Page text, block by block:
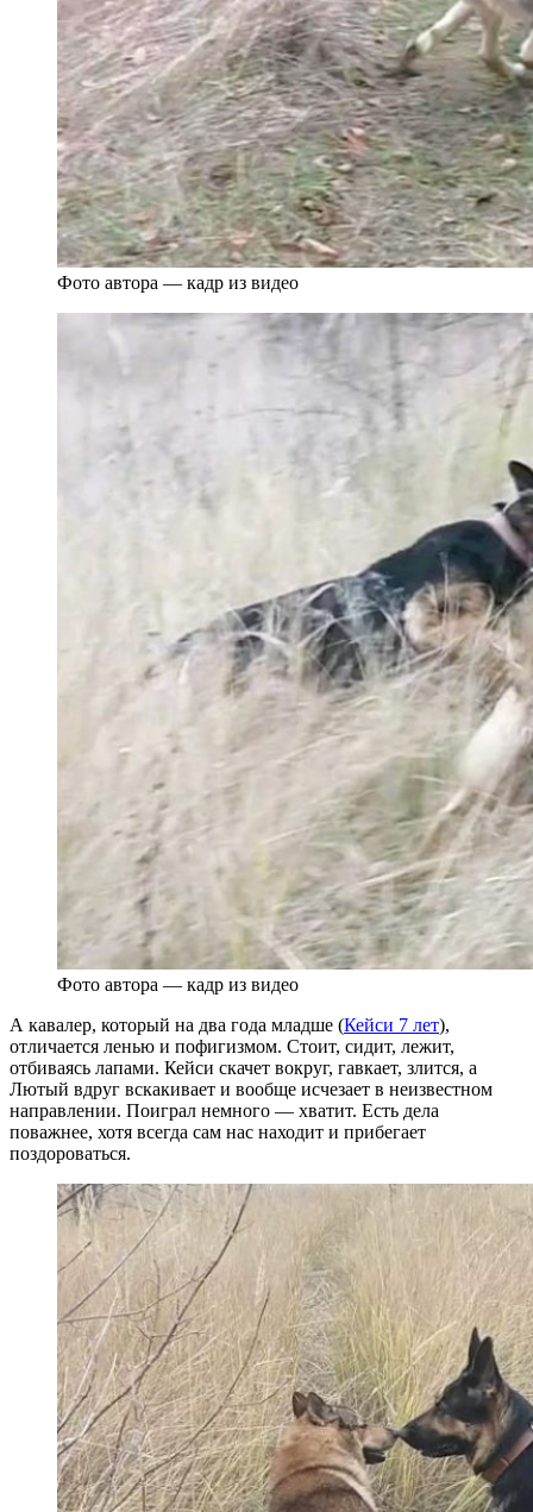
Фото автора — кадр из видео
Фото автора — кадр из видео
А кавалер, который на два года младше (Кейси 7 лет),
отличается ленью и пофигизмом. Стоит, сидит, лежит,
отбиваясь лапами. Кейси скачет вокруг, гавкает, злится, а
Лютый вдруг вскакивает и вообще исчезает в неизвестном
направлении. Поиграл немного — хватит. Есть дела
поважнее, хотя всегда сам нас находит и прибегает
поздороваться.